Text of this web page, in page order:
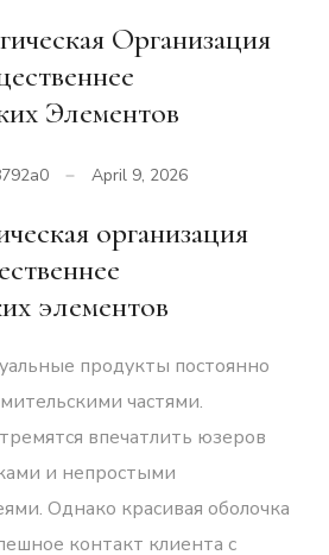
Организация
Элементов
April 9, 2026
организация
элементов
продукты постоянно
частями.
впечатлить юзеров
и непростыми
Однако красивая оболочка
контакт клиента с